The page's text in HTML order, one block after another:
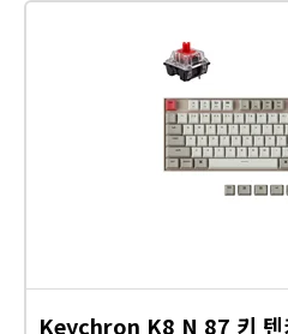
Keychron K8 N 87 키 텐